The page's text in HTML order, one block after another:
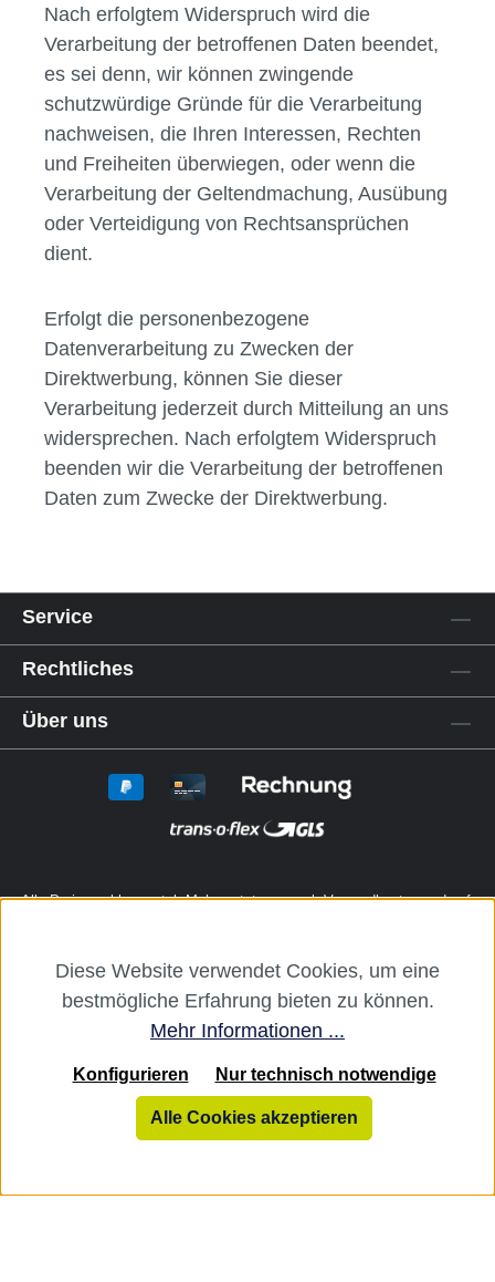
Nach erfolgtem Widerspruch wird die
Verarbeitung der betroffenen Daten beendet,
es sei denn, wir können zwingende
schutzwürdige Gründe für die Verarbeitung
nachweisen, die Ihren Interessen, Rechten
und Freiheiten überwiegen, oder wenn die
Verarbeitung der Geltendmachung, Ausübung
oder Verteidigung von Rechtsansprüchen
dient.
Erfolgt die personenbezogene
Datenverarbeitung zu Zwecken der
Direktwerbung, können Sie dieser
Verarbeitung jederzeit durch Mitteilung an uns
widersprechen. Nach erfolgtem Widerspruch
beenden wir die Verarbeitung der betroffenen
Daten zum Zwecke der Direktwerbung.
Service
Rechtliches
Über uns
Alle Preise exkl. gesetzl. Mehrwertsteuer zzgl.Versandkostenund ggf.
Die dentalkiosk.de Onlinehandelsplattform richtet sich ausschließlich
an Zahnarztpraxen und zahntechnische Labore. Ein Verkauf an
Verbraucher, Privatpersonen oder Drittanbieter i. S. v. § 13 BGB sowie
an branchenfremde Unternehmen ist ausgeschlossen.
dentalkiosk.de
Diese Website verwendet Cookies, um eine
bestmögliche Erfahrung bieten zu können.
Mehr Informationen ...
Nur technisch notwendige
Konfigurieren
Alle Cookies akzeptieren